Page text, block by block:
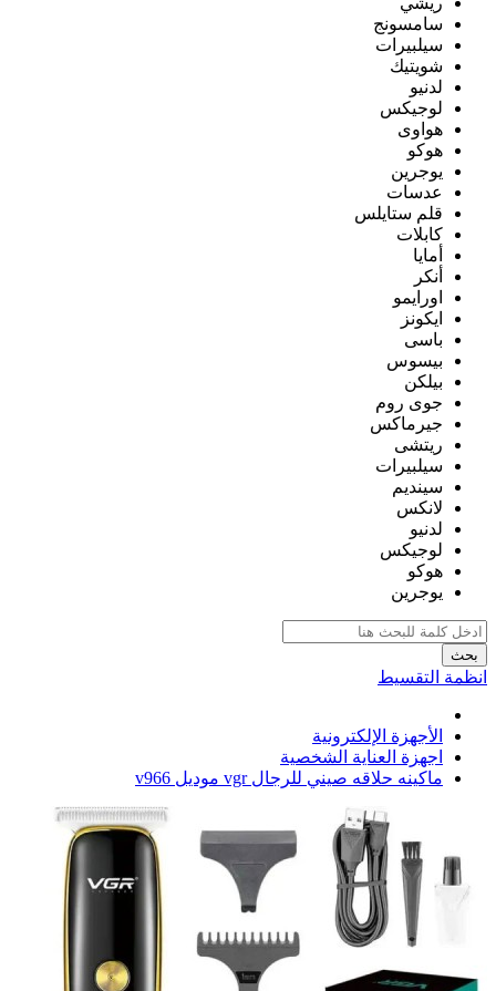
سامسونج
سيلبيرات
شويتيك
لدنيو
لوجيكس
هواوى
هوكو
يوجرين
عدسات
قلم ستايلس
كابلات
أمايا
أنكر
اورايمو
ايكونز
باسى
بيسوس
بيلكن
جوى روم
جيرماكس
ريتشى
سيلبيرات
سينديم
لانكس
لدنيو
لوجيكس
هوكو
يوجرين
بحث
انظمة التقسيط
الأجهزة الإلكترونية
اجهزة العناية الشخصية
ماكينه حلاقه صيني للرجال vgr موديل v966